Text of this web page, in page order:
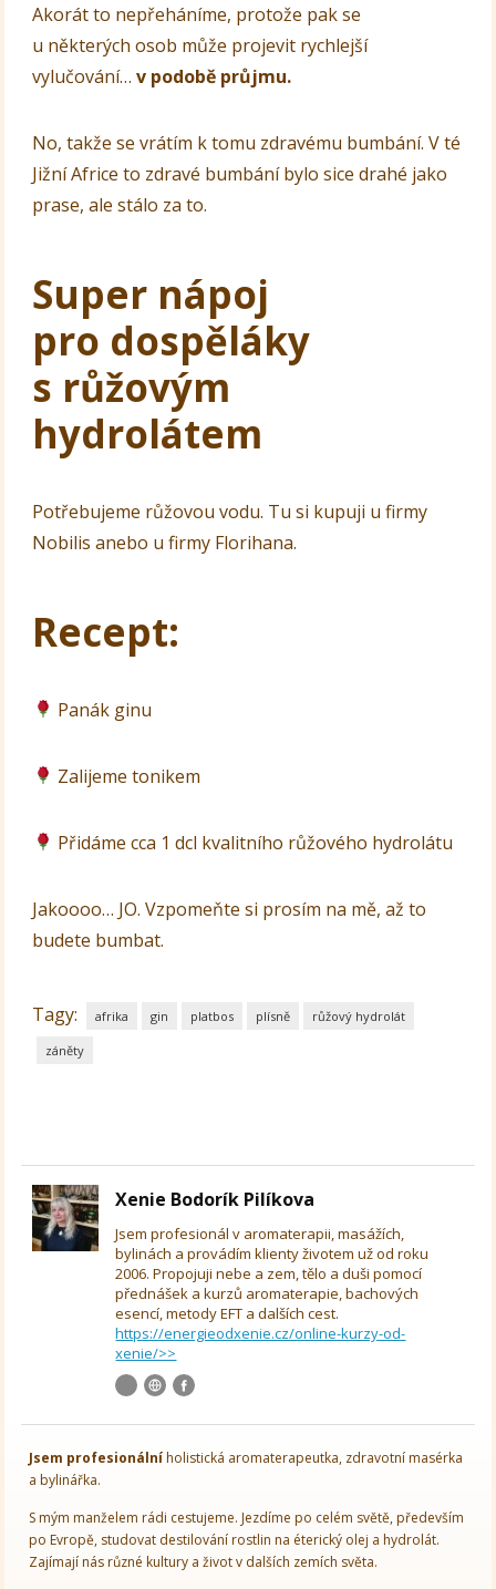
Akorát to nepřeháníme, protože pak se
u některých osob může projevit rychlejší
vylučování…v podobě průjmu.
No, takže se vrátím k tomu zdravému bumbání. V té
Jižní Africe to zdravé bumbání bylo sice drahé jako
prase, ale stálo za to.
Super nápoj
pro dospěláky
s růžovým
hydrolátem
Potřebujeme růžovou vodu. Tu si kupuji u firmy
Nobilis anebo u firmy Florihana.
Recept:
Panák ginu
Zalijeme tonikem
Přidáme cca 1 dcl kvalitního růžového hydrolátu
Jakoooo… JO. Vzpomeňte si prosím na mě, až to
budete bumbat.
Tagy: afrika gin platbos plísně růžový hydrolát
záněty
Xenie Bodorík Pilíkova
Jsem profesionál v aromaterapii, masážích,
bylinách a provádím klienty životem už od roku
2006. Propojuji nebe a zem, tělo a duši pomocí
přednášek a kurzů aromaterapie, bachových
esencí, metody EFT a dalších cest.
https://energieodxenie.cz/online-kurzy-od-
xenie/>>
Jsem profesionálníholistická aromaterapeutka, zdravotní masérka
a bylinářka.
S mým manželem rádi cestujeme. Jezdíme po celém světě, především
po Evropě, studovat destilování rostlin na éterický olej a hydrolát.
Zajímají nás různé kultury a život v dalších zemích světa.